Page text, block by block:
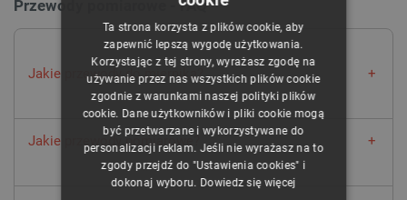
Przewody pomiarowe - FAQ
Jakie przewody do miernika?
miernikamożna podłączyć różne rodzaje przewodów i
sond. W zależności od planowanego zastosowania, można
wybrać przewody pomiarowe ze złączami krokodylkowymi,
bananowymi lub szpilkowymi, a także
sondyumożliwiające
pomiar temperatury.
Jakie przewody pomiarowe?
Wygodnym rozwiązaniem są przewody pomiarowe
zakończone wtykami kątowymi, które sprawiają, że
CZECH
ENGLISH
GERMAN
Ta strona korzysta z plików cookie, aby
zapewnić lepszą wygodę użytkowania.
Korzystając z tej strony, wyrażasz zgodę na
używanie przez nas wszystkich plików cookie
zgodnie z warunkami naszej polityki plików
cookie. Dane użytkowników i pliki cookie mogą
być przetwarzane i wykorzystywane do
personalizacji reklam. Jeśli nie wyrażasz na to
zgody przejdź do "Ustawienia cookies" i
dokonaj wyboru. Dowiedz się więcej